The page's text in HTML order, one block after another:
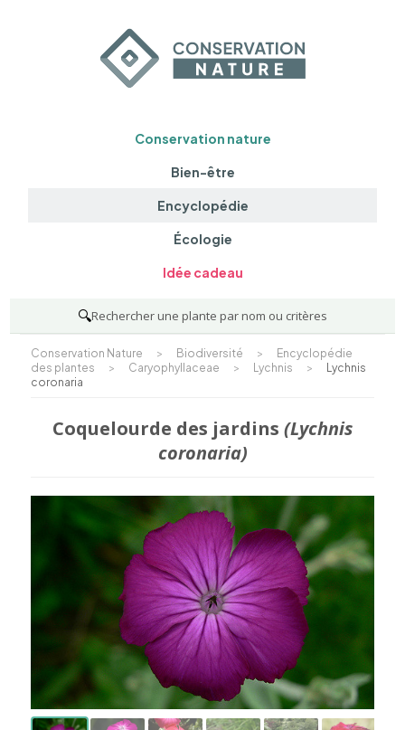
Conservation nature
Bien-être
Encyclopédie
Écologie
Idée cadeau
🔍Rechercher une plante par nom ou critères
Conservation Nature > Biodiversité >
Encyclopédie
des plantes
> Caryophyllaceae > Lychnis >
Lychnis
coronaria
Coquelourde des jardins (Lychnis
coronaria)